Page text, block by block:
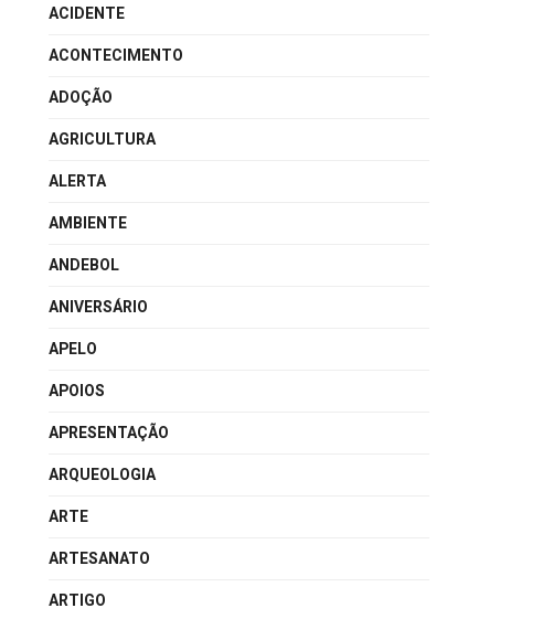
ACIDENTE
ACONTECIMENTO
ADOÇÃO
AGRICULTURA
ALERTA
AMBIENTE
ANDEBOL
ANIVERSÁRIO
APELO
APOIOS
APRESENTAÇÃO
ARQUEOLOGIA
ARTE
ARTESANATO
ARTIGO